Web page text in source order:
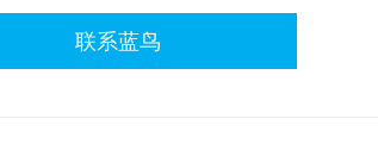
联系蓝鸟